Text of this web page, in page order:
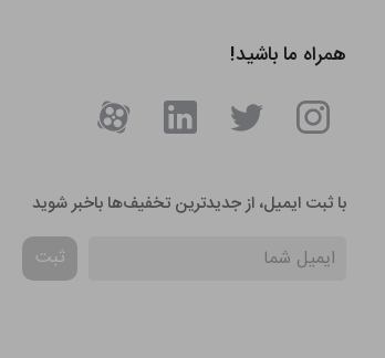
همراه ما باشید!
با ثبت ایمیل، از جدید‌ترین تخفیف‌ها با‌خبر شوید
ثبت